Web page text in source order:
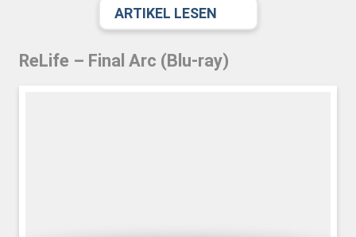
ARTIKEL LESEN
ReLife – Final Arc (Blu-ray)